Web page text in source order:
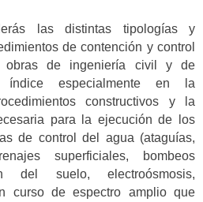
las distintas tipologías y
de contención y control
obras de ingeniería civil y de
especialmente en la
constructivos y la
para la ejecución de los
de control del agua (ataguías,
superficiales, bombeos
del suelo, electroósmosis,
curso de espectro amplio que